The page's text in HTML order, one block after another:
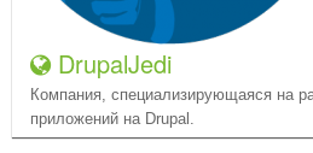
DrupalJedi
Компания, специализирующаяся на
приложений на Drupal.